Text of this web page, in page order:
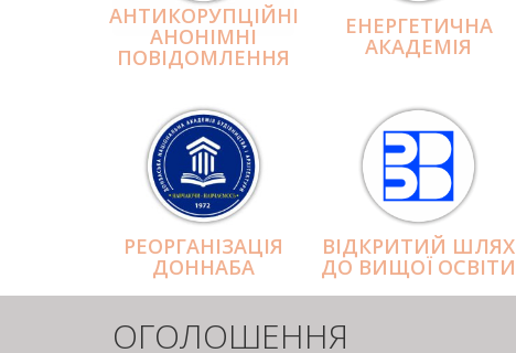
АНТИКОРУПЦІЙНІ
АНОНІМНІ
ПОВІДОМЛЕННЯ
ЕНЕРГЕТИЧНА
АКАДЕМІЯ
РЕОРГАНІЗАЦІЯ
ДОННАБА
ВІДКРИТИЙ ШЛЯХ
ДО ВИЩОЇ ОСВІТИ
ОГОЛОШЕННЯ